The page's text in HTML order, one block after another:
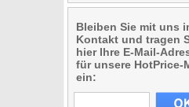
Bleiben Sie mit uns
Kontakt und tragen
hier Ihre E-Mail-
für unsere HotPrice-
ein: